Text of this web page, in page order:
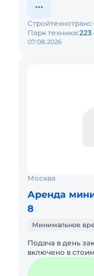
07.08.2026
Стройтехнотранс
Парк техники:
Москва
Аренда
8
Минимальное
Подача в день
включено в
Доставка силами
Краткосрочная